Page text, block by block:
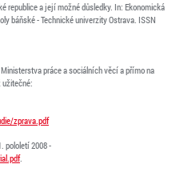
republice a její možné důsledky. In: Ekonomická
báňské - Technické univerzity Ostrava. ISSN
práce a sociálních věcí a přímo na
užitečné:
zprava.pdf
pololetí 2008 -
.